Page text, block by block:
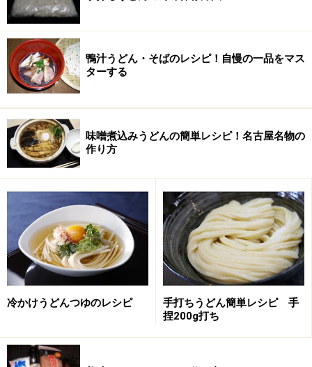
宮武で食べたのはひやひや小です。少しねじれたうどん
は光ってつやつや。冷たいだしでより締まっています。
ズズッーとすすりこむとガツンと押し返しがあります。
さっぱりとすっきりしただしで本日６杯ということを忘
ったか・・・うどんが口と喉で踊ったような気がしまし
た。４年前に来た時は少し時間をはずしていたので今回
が宮武の本質を味わえたような気がしました。うまかっ
たです。
ひやひや小２３０円。何たる満足感!
【宮武うどんDATA】
住所 香川県仲多度郡琴平町上櫛梨1050-3
電話 0877-75-0576
営業時間 8:30-17:00
鴨汁うどん・そばのレシピ！自慢の一品をマス
ターする
味噌煮込みうどんの簡単レシピ！名古屋名物の
作り方
冷かけうどんつゆのレシピ
手打ちうどん簡単レシピ 手
捏200g打ち